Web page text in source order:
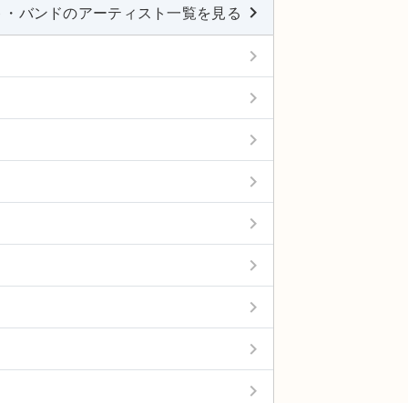
バンドのアーティスト一覧を見る keyboard_arrow_right
keyboard_arrow_right
keyboard_arrow_right
keyboard_arrow_right
keyboard_arrow_right
keyboard_arrow_right
keyboard_arrow_right
keyboard_arrow_right
keyboard_arrow_right
keyboard_arrow_right